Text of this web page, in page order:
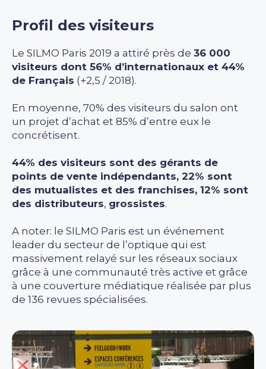
Profil des visiteurs
Le SILMO Paris 2019 a attiré près de 36 000
visiteurs dont 56% d’internationaux et 44%
de Français (+2,5 / 2018).
En moyenne, 70% des visiteurs du salon ont
un projet d’achat et 85% d’entre eux le
concrétisent.
44% des visiteurs sont des gérants de
points de vente indépendants, 22% sont
des mutualistes et des franchises, 12% sont
des distributeurs, grossistes.
A noter: le SILMO Paris est un événement
leader du secteur de l’optique qui est
massivement relayé sur les réseaux sociaux
grâce à une communauté très active et grâce
à une couverture médiatique réalisée par plus
de 136 revues spécialisées.